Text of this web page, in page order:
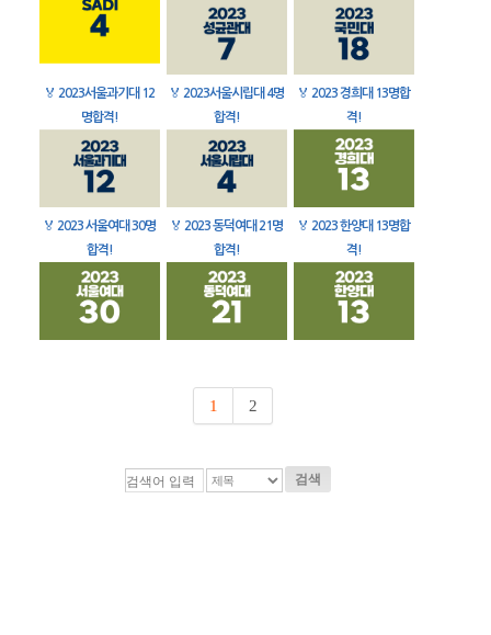
🏅 2023서울과기대 12
명합격!
🏅 2023서울시립대 4명
합격!
🏅 2023 경희대 13명합
격!
🏅 2023 서울여대 30명
합격!
🏅 2023 동덕여대 21명
합격!
🏅 2023 한양대 13명합
격!
1 2
검색